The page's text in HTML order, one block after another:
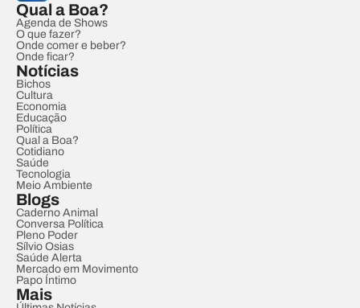
Qual a Boa?
Agenda de Shows
O que fazer?
Onde comer e beber?
Onde ficar?
Notícias
Bichos
Cultura
Economia
Educação
Política
Qual a Boa?
Cotidiano
Saúde
Tecnologia
Meio Ambiente
Blogs
Caderno Animal
Conversa Política
Pleno Poder
Sílvio Osias
Saúde Alerta
Mercado em Movimento
Papo Íntimo
Mais